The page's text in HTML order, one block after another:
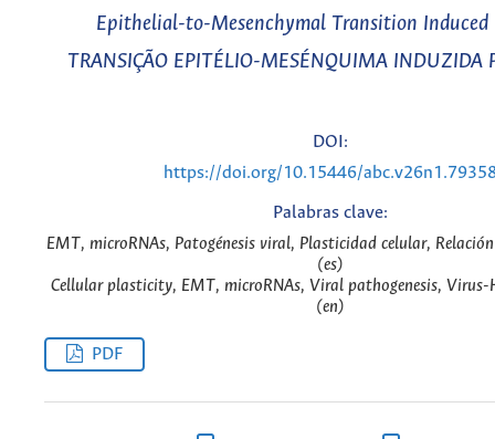
Epithelial-to-Mesenchymal Transition Induced
TRANSIÇÃO EPITÉLIO-MESÉNQUIMA INDUZIDA
DOI:
https://doi.org/10.15446/
Palabras clave:
EMT, microRNAs, Patogénesis viral, Plasticidad celular,
(es)
Cellular plasticity, EMT, microRNAs, Viral pathogenesis,
(en)
PDF